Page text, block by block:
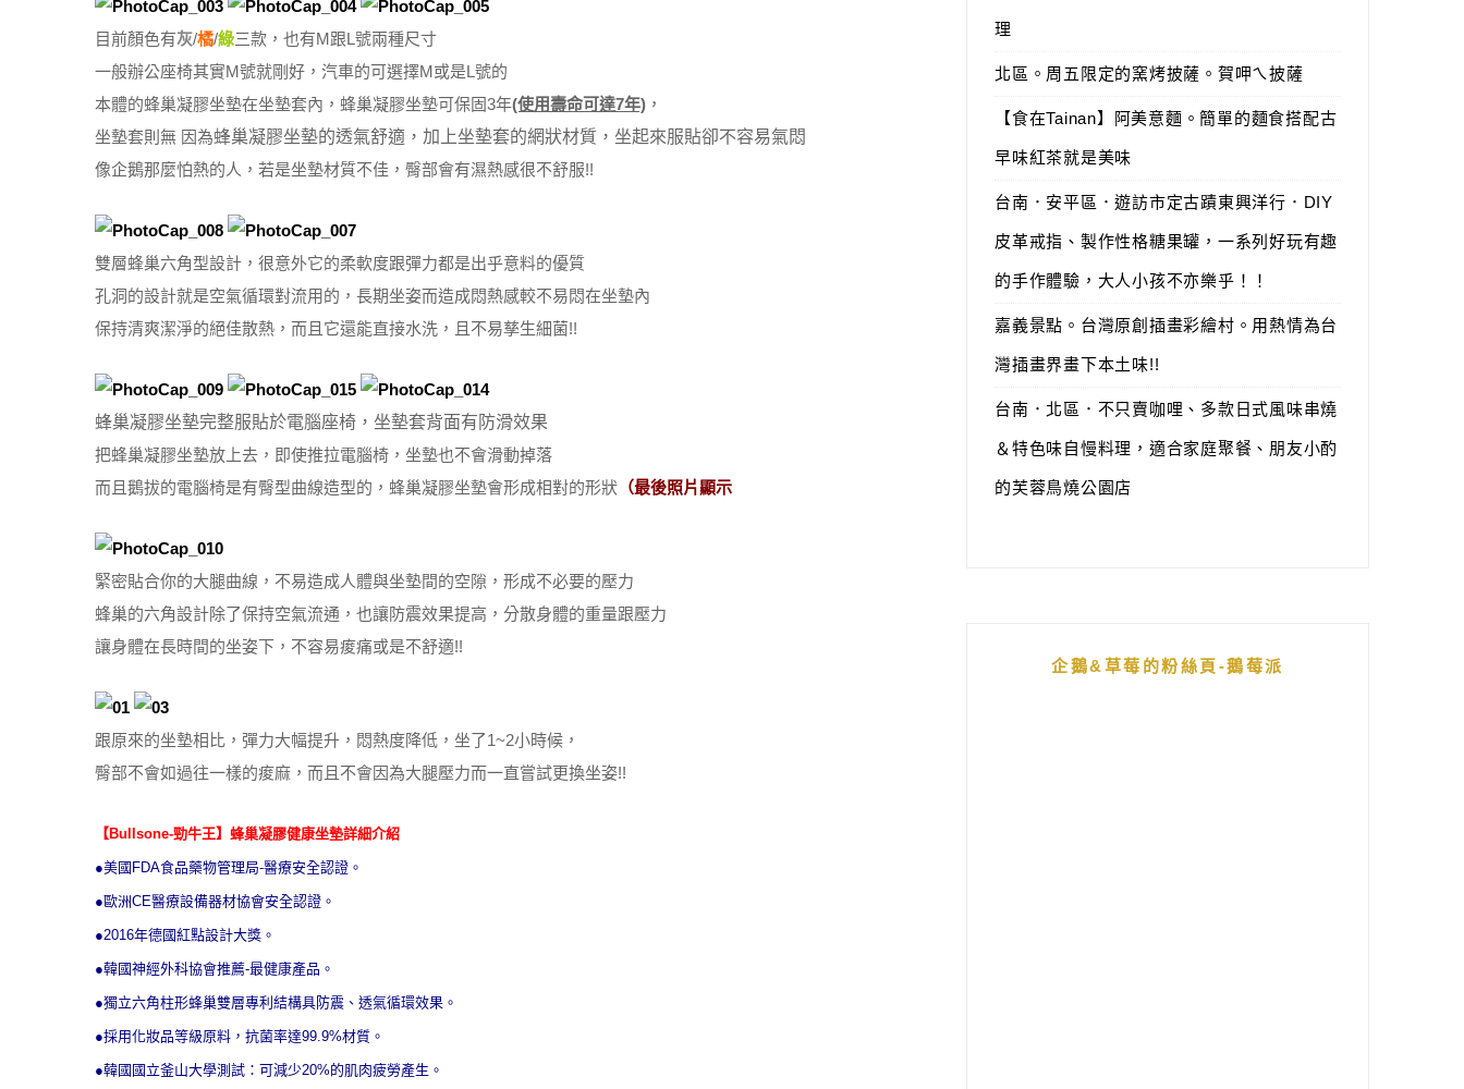
目前顏色有灰/橘/綠三款，也有M跟L號兩種尺寸
一般辦公座椅其實M號就剛好，汽車的可選擇M或是L號的
本體的蜂巢凝膠坐墊在坐墊套內，蜂巢凝膠坐墊可保固3年(使用壽命可達7年) ，
坐墊套則無 因為蜂巢凝膠坐墊的透氣舒適，加上坐墊套的網狀材質，坐起來服貼卻不容易氣悶
像企鵝那麼怕熱的人，若是坐墊材質不佳，臀部會有濕熱感很不舒服!!
雙層蜂巢六角型設計，很意外它的柔軟度跟彈力都是出乎意料的優質
孔洞的設計就是空氣循環對流用的，長期坐姿而造成悶熱感較不易悶在坐墊內
保持清爽潔淨的絕佳散熱，而且它還能直接水洗，且不易孳生細菌!!
蜂巢凝膠坐墊完整服貼於電腦座椅，坐墊套背面有防滑效果
把蜂巢凝膠坐墊放上去，即使推拉電腦椅，坐墊也不會滑動掉落
而且鵝拔的電腦椅是有臀型曲線造型的，蜂巢凝膠坐墊會形成相對的形狀 （最後照片顯示
緊密貼合你的大腿曲線，不易造成人體與坐墊間的空隙，形成不必要的壓力
蜂巢的六角設計除了保持空氣流通，也讓防震效果提高，分散身體的重量跟壓力
讓身體在長時間的坐姿下，不容易痠痛或是不舒適!!
跟原來的坐墊相比，彈力大幅提升，悶熱度降低，坐了1~2小時候，
臀部不會如過往一樣的痠麻，而且不會因為大腿壓力而一直嘗試更換坐姿!!
【Bullsone-勁牛王】蜂巢凝膠健康坐墊詳細介紹
●美國FDA食品藥物管理局-醫療安全認證。
●歐洲CE醫療設備器材協會安全認證。
●2016年德國紅點設計大獎。
●韓國神經外科協會推薦-最健康產品。
●獨立六角柱形蜂巢雙層專利結構具防震、透氣循環效果。
●採用化妝品等級原料，抗菌率達99.9%材質。
●韓國國立釜山大學測試：可減少20%的肌肉疲勞產生。
理
北區。周五限定的窯烤披薩。賀呷ㄟ披薩
【食在Tainan】阿美意麵。簡單的麵食搭配古
早味紅茶就是美味
台南．安平區．遊訪市定古蹟東興洋行．DIY
皮革戒指、製作性格糖果罐，一系列好玩有趣
的手作體驗，大人小孩不亦樂乎！！
嘉義景點。台灣原創插畫彩繪村。用熱情為台
灣插畫界畫下本土味!!
台南．北區．不只賣咖哩、多款日式風味串燒
＆特色味自慢料理，適合家庭聚餐、朋友小酌
的芙蓉鳥燒公園店
企鵝&草莓的粉絲頁-鵝莓派